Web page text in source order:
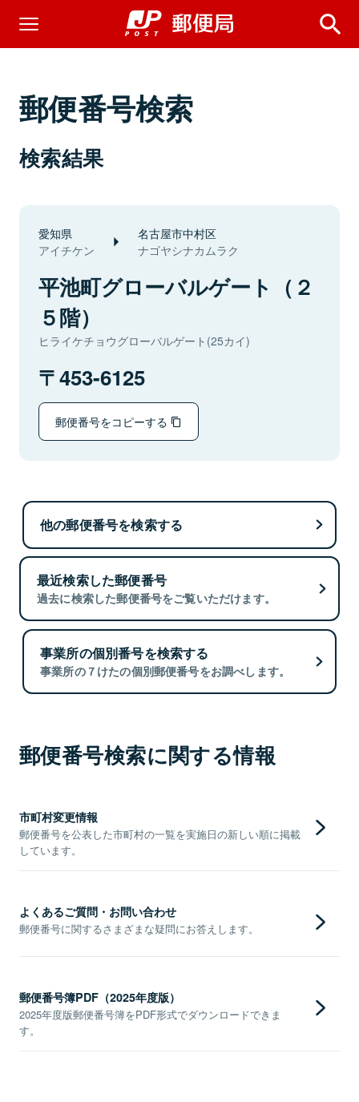
郵便番号検索
検索結果
愛知県
アイチケン
名古屋市中村区
ナゴヤシナカムラク
平池町グローバルゲート（２
５階）
ヒライケチョウグローバルゲート(25カイ)
453-6125
郵便番号をコピーする
他の郵便番号を検索する
最近検索した郵便番号
過去に検索した郵便番号をご覧いただけます。
事業所の個別番号を検索する
事業所の７けたの個別郵便番号をお調べします。
郵便番号検索に関する情報
市町村変更情報
郵便番号を公表した市町村の一覧を実施日の新しい順に掲載
しています。
よくあるご質問・お問い合わせ
郵便番号に関するさまざまな疑問にお答えします。
郵便番号簿PDF（2025年度版）
2025年度版郵便番号簿をPDF形式でダウンロードできま
す。